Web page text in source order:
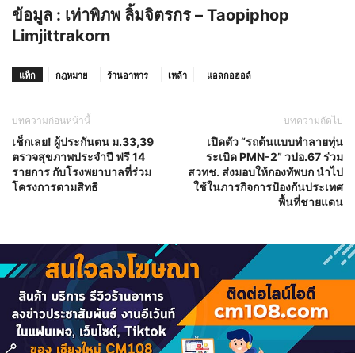
ข้อมูล : เท่าพิภพ ลิ้มจิตรกร – Taopiphop
Limjittrakorn
แท็ก กฎหมาย ร้านอาหาร เหล้า แอลกอฮอล์
บทความก่อนหน้านี้
เช็กเลย! ผู้ประกันตน ม.33,39
ตรวจสุขภาพประจำปี ฟรี 14
รายการ กับโรงพยาบาลที่ร่วม
โครงการตามสิทธิ
บทความถัดไป
เปิดตัว “รถต้นแบบทำลายทุ่น
ระเบิด PMN-2” วปอ.67 ร่วม
สวทช. ส่งมอบให้กองทัพบก นำไป
ใช้ในภารกิจการป้องกันประเทศ
พื้นที่ชายแดน